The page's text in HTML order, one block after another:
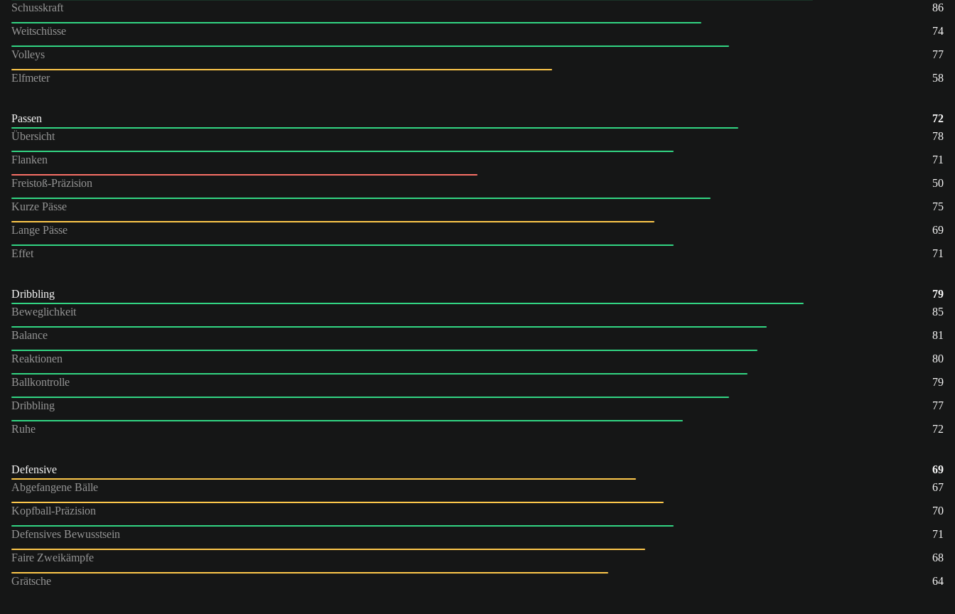
Schusskraft
86
Weitschüsse
74
Volleys
77
Elfmeter
58
Passen
72
Übersicht
78
Flanken
71
Freistoß-Präzision
50
Kurze Pässe
75
Lange Pässe
69
Effet
71
Dribbling
79
Beweglichkeit
85
Balance
81
Reaktionen
80
Ballkontrolle
79
Dribbling
77
Ruhe
72
Defensive
69
Abgefangene Bälle
67
Kopfball-Präzision
70
Defensives Bewusstsein
71
Faire Zweikämpfe
68
Grätsche
64